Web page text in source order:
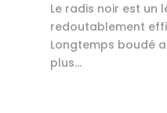
Le radis noir est un
redoutablement
Longtemps boudé
plus...